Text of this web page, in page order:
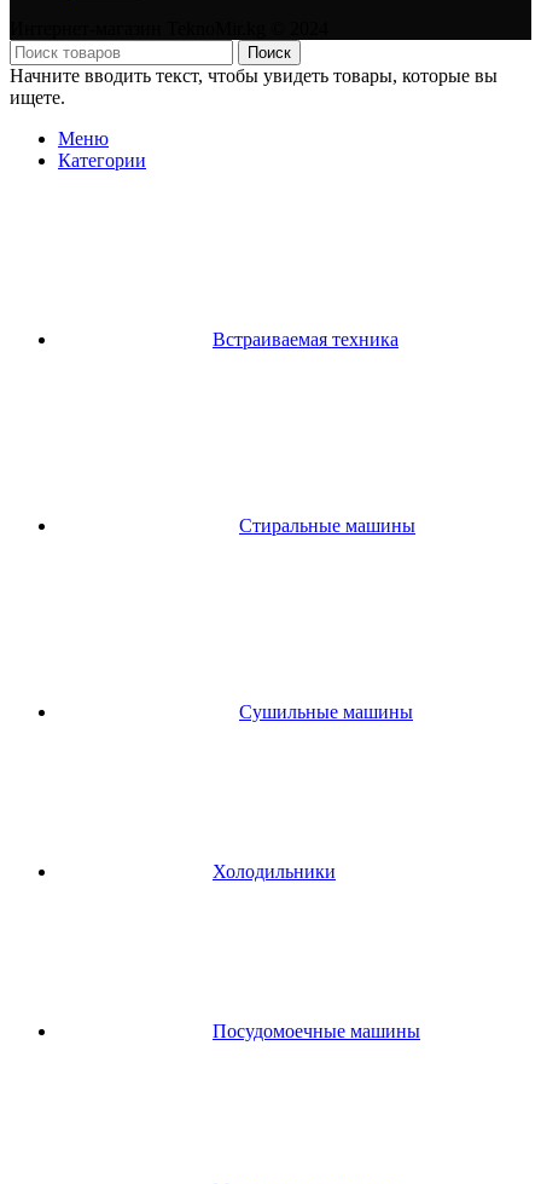
Поиск
Начните вводить текст, чтобы увидеть товары, которые вы
ищете.
Меню
Категории
Встраиваемая техника
Стиральные машины
Сушильные машины
Холодильники
Посудомоечные машины